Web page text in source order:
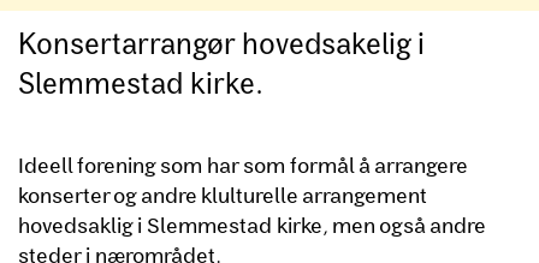
Konsertarrangør hovedsakelig i
Slemmestad kirke.
Ideell forening som har som formål å arrangere
konserter og andre klulturelle arrangement
hovedsaklig i Slemmestad kirke, men også andre
steder i nærområdet.